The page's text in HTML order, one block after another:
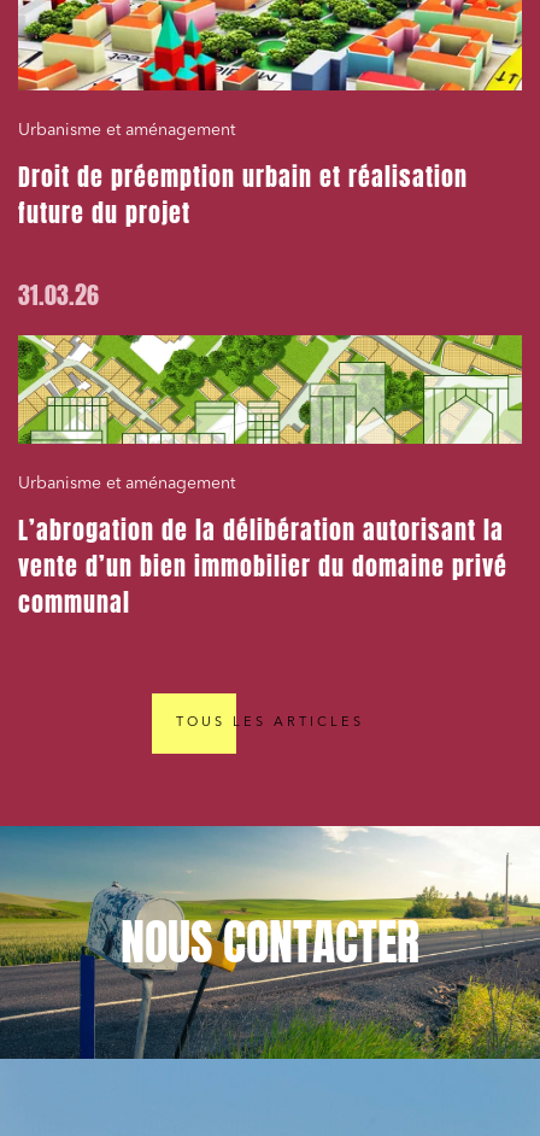
Urbanisme et aménagement
Droit de préemption urbain et réalisation
future du projet
31.03.26
Urbanisme et aménagement
L’abrogation de la délibération autorisant la
vente d’un bien immobilier du domaine privé
communal
TOUS LES ARTICLES
NOUSCONTACTER